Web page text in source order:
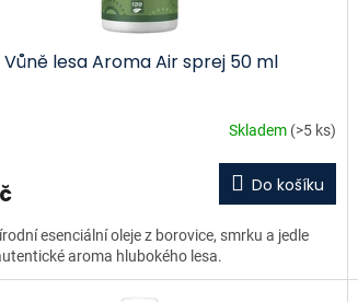
Vůně lesa Aroma Air sprej 50 ml
Skladem (>5 ks)
Do košíku
esenciální oleje z borovice, smrku a jedle
aroma hlubokého lesa.